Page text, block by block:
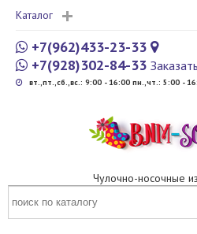
Каталог
+7(962)433-23-33
+7(928)302-84-33
вт.,пт.,сб.,вс.: 9:00 - 16:00 пн.,чт.: 5:00 -
Чулочно-носочные